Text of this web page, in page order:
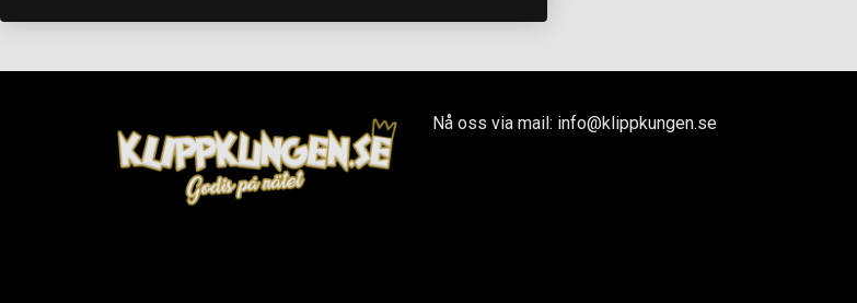
Nå oss via mail: info@klippkungen.se